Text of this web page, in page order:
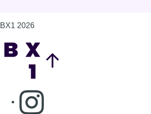
BX1 2026
Consulter page Instagram